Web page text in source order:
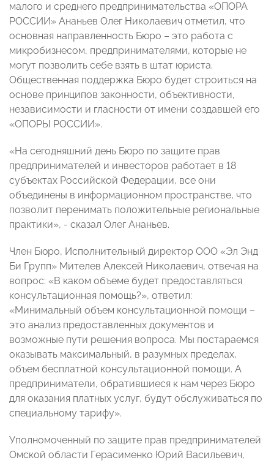
малого и среднего предпринимательства «ОПОРА
РОССИИ» Ананьев Олег Николаевич отметил, что
основная направленность Бюро – это работа с
микробизнесом, предпринимателями, которые не
могут позволить себе взять в штат юриста.
Общественная поддержка Бюро будет строиться на
основе принципов законности, объективности,
независимости и гласности от имени создавшей его
«ОПОРЫ РОССИИ».
«На сегодняшний день Бюро по защите прав
предпринимателей и инвесторов работает в 18
субъектах Российской Федерации, все они
объединены в информационном пространстве, что
позволит перенимать положительные региональные
практики», - сказал Олег Ананьев.
Член Бюро, Исполнительный директор ООО «Эл Энд
Би Групп» Мителев Алексей Николаевич, отвечая на
вопрос: «В каком объеме будет предоставляться
консультационная помощь?», ответил:
«Минимальный объем консультационной помощи –
это анализ предоставленных документов и
возможные пути решения вопроса. Мы постараемся
оказывать максимальный, в разумных пределах,
объем бесплатной консультационной помощи. А
предприниматели, обратившиеся к нам через Бюро
для оказания платных услуг, будут обслуживаться по
специальному тарифу».
Уполномоченный по защите прав предпринимателей
Омской области Герасименко Юрий Васильевич,